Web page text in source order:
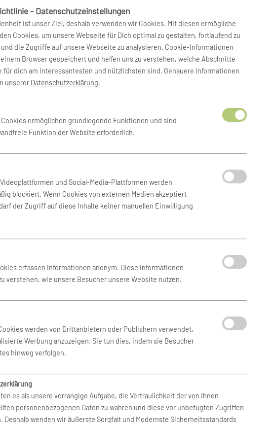
nach Valencia
Airline
2026-21. Okt. 2026
März 2027 30. März 2027 ab
ab
2026-7. Okt. 2026 BERlogic ab
2027-24. Apr. 2027 Eurowings
2027-
- Datenschutzeinstellungen
ist unser Ziel, deshalb verwenden wir Cookies. Mit diesen ermögliche
Cookies, um unsere Webseite für Dich optimal zu gestalten, fortlaufend zu
die Zugriffe auf unsere Webseite zu analysieren. Cookie-Informationen
Browser gespeichert und helfen uns zu verstehen, welche Abschnitte
für dich am interessantesten und nützlichsten sind. Genauere Informationen
unserer Datenschutzerklärung.
Cookies ermöglichen grundlegende Funktionen und sind
Funktion der Website erforderlich.
und Social-Media-Plattformen werden
blockiert. Wenn Cookies von externen Medien akzeptiert
der Zugriff auf diese Inhalte keiner manuellen Einwilligung
erfassen Informationen anonym. Diese Informationen
verstehen, wie unsere Besucher unsere Website nutzen.
werden von Drittanbietern oder Publishern verwendet,
Werbung anzuzeigen. Sie tun dies, indem sie Besucher
hinweg verfolgen.
es als unsere vorrangige Aufgabe, die Vertraulichkeit der von Ihnen
personenbezogenen Daten zu wahren und diese vor unbefugten Zugriffen
Deshalb wenden wir äußerste Sorgfalt und Modernste Sicherheitsstandards